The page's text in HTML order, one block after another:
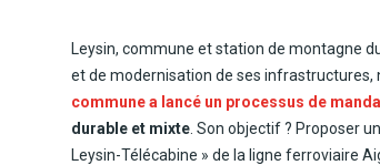
Leysin, commune et station de montagne
et de modernisation de ses
commune a lancé un processus de
durable et mixte . Son objectif ? Proposer
Leysin-Télécabine » de la ligne ferroviaire